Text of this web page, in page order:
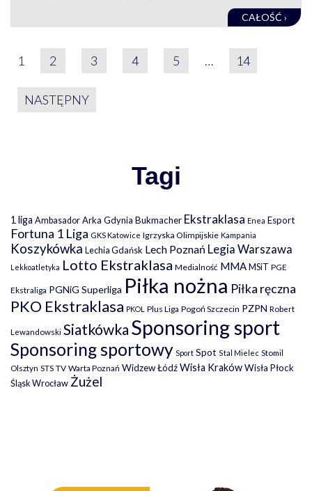
CAŁOŚĆ ›
STRONICOWANIE
1 2 3 4 5 … 14
NASTĘPNY
Tagi
1 liga Ambasador Arka Gdynia Bukmacher Ekstraklasa Enea Esport
Fortuna 1 Liga GKS Katowice Igrzyska Olimpijskie Kampania
Koszykówka Lechia Gdańsk Lech Poznań Legia Warszawa
Lekkoatletyka Lotto Ekstraklasa Medialność MMAMSiT PGE
Ekstraliga PGNiG Superliga Piłka nożna Piłka ręczna
PKO Ekstraklasa PKOL Plus Liga Pogoń Szczecin PZPN Robert
Lewandowski Siatkówka Sponsoring sport
Sponsoring sportowy Sport Spot Stal Mielec Stomil
Olsztyn STS TV Warta Poznań Widzew ŁódźWisła KrakówWisła Płock
Śląsk WrocławŻużel